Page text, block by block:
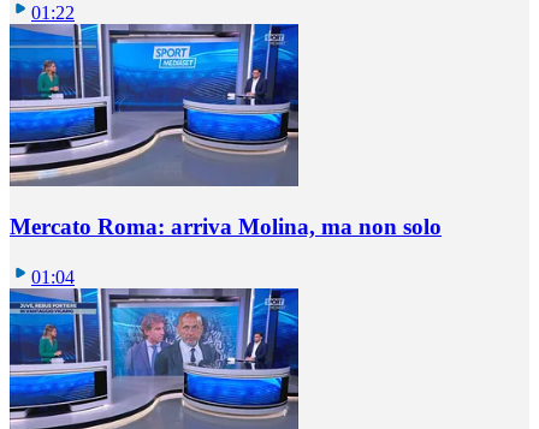
01:22
Mercato Roma: arriva Molina, ma non solo
01:04